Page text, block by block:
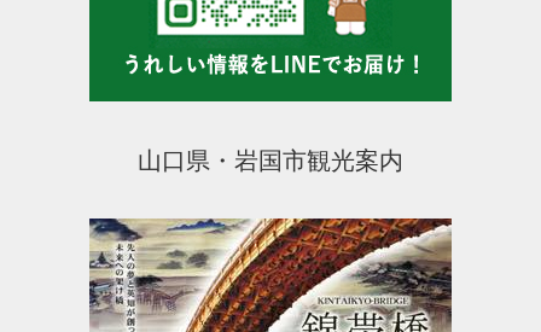
山口県・岩国市観光案内